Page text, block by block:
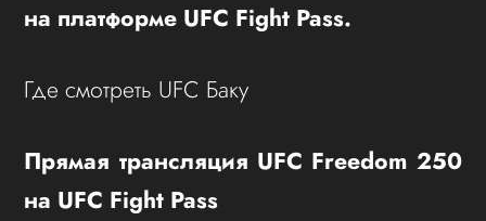
на платформе UFC Fight Pass.
Где смотреть UFC Баку
Прямая трансляция UFC Freedom 250
на UFC Fight Pass